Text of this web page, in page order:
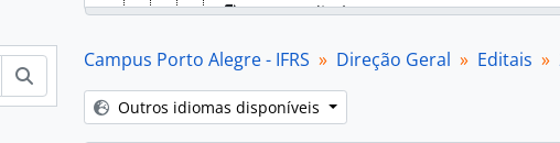
[Item] Edital 050/2019
[Subséries] 2021
[Subséries] 2022
[Subséries] 2023
Campus Porto Alegre - IFRS Direção Geral Editais
Outros idiomas disponíveis